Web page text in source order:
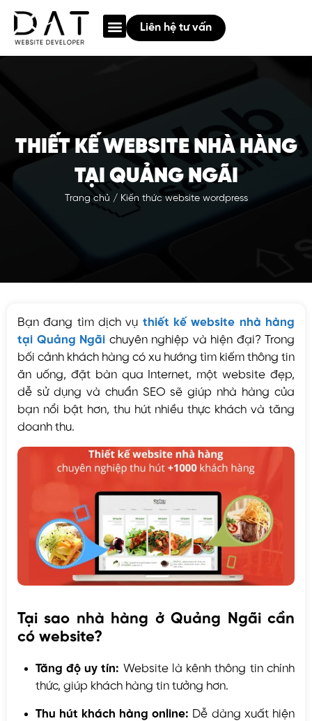
Liên hệ tư vấn
THIẾT KẾ WEBSITE NHÀ HÀNG
TẠI QUẢNG NGÃI
Trang chủ / Kiến thức website wordpress
Bạn đang tìm dịch vụ thiết kế website nhà hàng
tại Quảng Ngãi chuyên nghiệp và hiện đại? Trong
bối cảnh khách hàng có xu hướng tìm kiếm thông tin
ăn uống, đặt bàn qua Internet, một website đẹp,
dễ sử dụng và chuẩn SEO sẽ giúp nhà hàng của
bạn nổi bật hơn, thu hút nhiều thực khách và tăng
doanh thu.
Tại sao nhà hàng ở Quảng Ngãi cần
có website?
Tăng độ uy tín: Website là kênh thông tin chính
thức, giúp khách hàng tin tưởng hơn.
Thu hút khách hàng online: Dễ dàng xuất hiện